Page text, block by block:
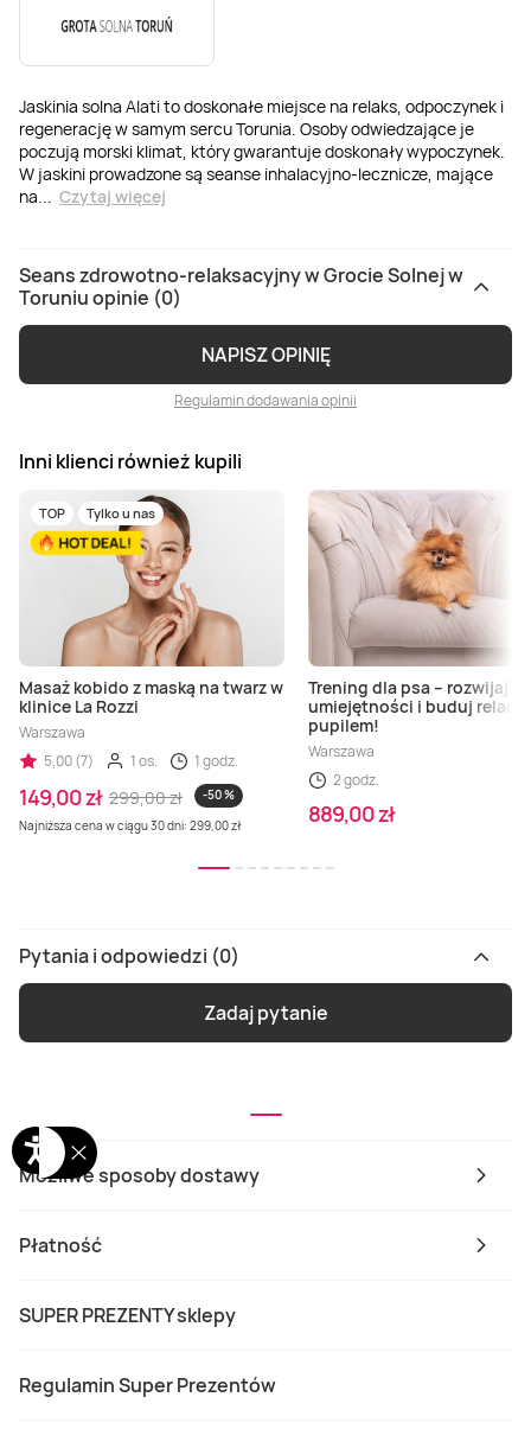
Możliwe sposoby dostawy
Płatność
SUPER PREZENTY sklepy
Regulamin Super Prezentów
Jaskinia solna Alati to doskonałe miejsce na relaks, odpoczynek i
regenerację w samym sercu Torunia. Osoby odwiedzające je
poczują morski klimat, który gwarantuje doskonały wypoczynek.
W jaskini prowadzone są seanse inhalacyjno-lecznicze, mające
na
Czytaj więcej
Seans zdrowotno-relaksacyjny w Grocie Solnej w
Toruniu opinie (0)
NAPISZ OPINIĘ
Regulamin dodawania opinii
Inni klienci również kupili
TOP Tylko u nas
Masaż kobido z maską na twarz w
klinice La Rozzi
Warszawa
5,00 (7)
1 os. 1 godz.
149,00 zł 299,00 zł
-50 %
Najniższa cena w ciągu 30 dni: 299,00 zł
Trening dla psa – rozwijaj
umiejętności i buduj
pupilem!
Warszawa
2 godz.
889,00 zł
Pytania i odpowiedzi (0)
Zadaj pytanie